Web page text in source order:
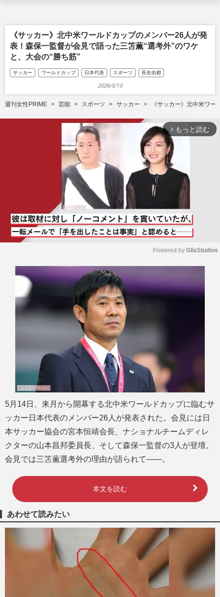
《サッカー》北中米ワールドカップのメンバー26人が発
表！森保一監督が会見で語った三笘薫“選考外”のワケ
と、大会の“勝ち筋”
サッカー ワールドカップ 日本代表 スポーツ 長友佑都
2026/5/15
週刊女性PRIME 芸能 スポーツ サッカー 《サッカー》北中米ワ
arrow_forward_ios もっと読む
t
Powered by GliaStudios
5月14日、来月から開幕する北中米ワールドカップに臨むサ
ッカー日本代表のメンバー26人が発表された。会見には日
本サッカー協会の宮本恒靖会長、ナショナルチームディレ
クターの山本昌邦委員長、そして森保一監督の3人が登壇。
会見では三笘薫選考外の理由が語られて――。
本文を読む
あわせて読みたい